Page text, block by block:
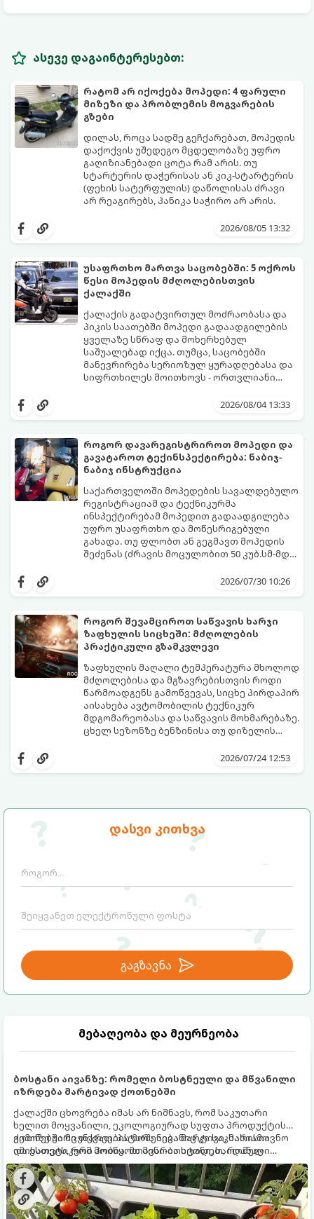
დასვი კითხვა
გაგზავნა
მებაღეობა და მეურნეობა
ბოსტანი აივანზე: რომელი ბოსტნეული და მწვანილი
იზრდება მარტივად ქოთნებში
ქალაქში ცხოვრება იმას არ ნიშნავს, რომ საკუთარი
ხელით მოყვანილი, ეკოლოგიურად სუფთა პროდუქტის
გემოზე უარი თქვათ. პატარა აივანიც კი საკმარისია
იმისათვის, რომ მოიწყოთ მინი-ბოსტანი, საიდანაც
ყოველდღიურად ახალ, არომატულ მწვანილსა და
ბოსტნეულს მოკრეფთ.
ქოთნებში მცენარეების მოშენება მარტივი, სასიამოვნო
და ესთეტიკური ჰობია. მთავარია იცოდეთ, რომელი
კულტურები ეგუებიან ქოთნის პირობებს ყველაზე კარგად
და როგორ მოუაროთ მათ სწორად.
ასევე დაგაინტერესებთ:
რატომ არ იქოქება მოპედი: 4 ფარული
მიზეზი და პრობლემის მოგვარების
გზები
დილას, როცა სადმე გეჩქარებათ, მოპედის
დაქოქვის უშედეგო მცდელობაზე უფრო
გაღიზიანებადი ცოტა რამ არის. თუ
სტარტერის დაჭერისას ან კიკ-სტარტერის
(ფეხის სატერფულის) დაწოლისას ძრავი
არ რეაგირებს, პანიკა საჭირო არ არის.
მიზეზები უმეტესად 4 ძირითად კვანძთან
როგორ მოვაგვაროთ ისინი.
2026/08/05 13:32
უსაფრთხო მართვა საცობებში: 5 ოქროს
წესი მოპედის მძღოლებისთვის
ქალაქში
ქალაქის გადატვირთულ მოძრაობასა და
პიკის საათებში მოპედი გადაადგილების
ყველაზე სწრაფ და მოხერხებულ
საშუალებად იქცა. თუმცა, საცობებში
მანევრირება სერიოზულ ყურადღებასა და
სიფრთხილეს მოითხოვს - ორთვლიანი
შედარებით ბევრად მოწყვლადია.
იყოს მშვიდი, სწრაფი და უსაფრთხო,
გაითვალისწინოს.
2026/08/04 13:33
როგორ დავარეგისტრიროთ მოპედი და
გავატაროთ ტექინსპექტირება: ნაბიჯ-
ნაბიჯ ინსტრუქცია
საქართველოში მოპედების სავალდებულო
რეგისტრაციამ და ტექნიკურმა
ინსპექტირებამ მოპედით გადაადგილება
უფრო უსაფრთხო და მოწესრიგებული
გახადა. თუ ფლობთ ან გეგმავთ მოპედის
შეძენას (ძრავის მოცულობით 50 კუბ.სმ-მდე
მდე), აუცილებელია იცოდეთ, როგორ
ინსტრუქციას პროცედურების, საჭირო
2026/07/30 10:26
როგორ შევამციროთ საწვავის ხარჯი
ზაფხულის სიცხეში: მძღოლების
პრაქტიკული გზამკვლევი
ზაფხულის მაღალი ტემპერატურა მხოლოდ
მძღოლებისა და მგზავრებისთვის როდი
წარმოადგენს გამოწვევას, სიცხე პირდაპირ
აისახება ავტომობილის ტექნიკურ
მდგომარეობასა და საწვავის მოხმარებაზე.
ცხელ სეზონზე ბენზინისა თუ დიზელის
ავტომატურად ზრდის ყოველდღიურ
პრაქტიკული წესის ცოდნით2026/07/24 12:53